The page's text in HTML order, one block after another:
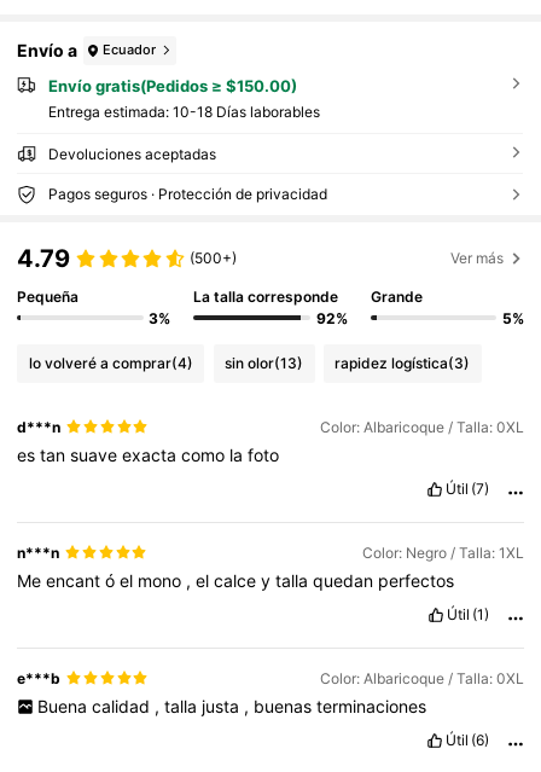
Envío a Ecuador
Envío gratis(Pedidos ≥ $150.00)
Entrega estimada: 10-18 Días laborables
Devoluciones aceptadas
Pagos seguros · Protección de privacidad
4.79 (500+) Ver más
Pequeña
3%
La talla corresponde
92%
Grande
5%
lo volveré a comprar(4) sin olor(13) rapidez logística(3)
d***n Color: Albaricoque / Talla: 0XL
estansuaveexactacomo lafoto
Útil (7)
n***n Color: Negro / Talla: 1XL
Meencantóel mono ,elcalceytallaquedan perfectos
Útil (1)
e***b Color: Albaricoque / Talla: 0XL
Buena calidad , talla justa , buenas terminaciones
Útil (6)